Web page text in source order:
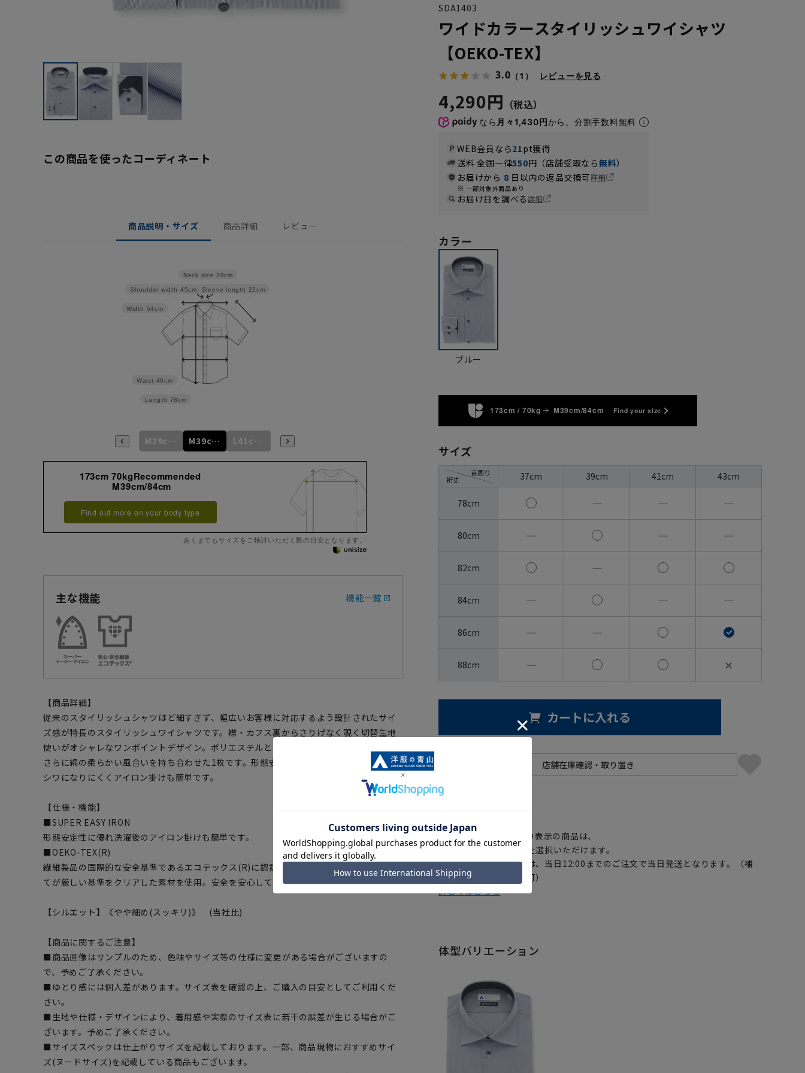
この商品を使ったコーディネート
商品説明・サイズ 商品詳細 レビュー
Sleeve length 22cm
Neck size 39cm
Length 78cm
Waist 49cm
Width 54cm
Shoulder width 45cm
S37cm/82cm M39cm/80cm M39cm/84cm L41cm/82cm
173cm 70kgRecommended
M39cm/84cm
Find out more on your body type
あくまでもサイズをご検討いただく際の目安となります。
主な機能 機能一覧
【商品詳細】
従来のスタイリッシュシャツほど細すぎず、幅広いお客様に対応するよう設計されたサイ
ズ感が特長のスタイリッシュワイシャツです。襟・カフス裏からさりげなく覗く切替生地
使いがオシャレなワンポイントデザイン。ポリエステルと綿の混紡素材は強度にも優れ、
さらに綿の柔らかい風合いを持ち合わせた1枚です。形態安定加工が施され家庭洗濯可能、
シワになりにくくアイロン掛けも簡単です。
【仕様・機能】
■SUPER EASY IRON
形態安定性に優れ洗濯後のアイロン掛けも簡単です。
■OEKO-TEX(R)
繊維製品の国際的な安全基準であるエコテックス(R)に認証された、生地から付属まですべ
てが厳しい基準をクリアした素材を使用。安全を安心して着用いただけます。
【シルエット】《やや細め(スッキリ)》 (当社比)
【商品に関するご注意】
■商品画像はサンプルのため、色味やサイズ等の仕様に変更がある場合がございますの
で、予めご了承ください。
■ゆとり感には個人差があります。サイズ表を確認の上、ご購入の目安としてご利用くだ
さい。
■生地や仕様・デザインにより、着用感や実際のサイズ表に若干の誤差が生じる場合がご
ざいます。予めご了承ください。
■サイズスペックは仕上がりサイズを記載しております。一部、商品現物におすすめサイ
ズ(ヌードサイズ)を記載している商品もございます。
SDA1403
ワイドカラースタイリッシュワイシャツ
【OEKO-TEX】
3.0 （1） レビューを見る
4,290円
なら 月々1,430円から。分割手数料無料
WEB会員なら21pt獲得
送料 全国一律550円（店舗受取なら無料）
お届けから 8 日以内の返品交換可詳細
一部対象外商品あり
お届け日を調べる詳細
カラー
ブルー
173cm / 70kg M39cm/84cm Find your size
サイズ
裄丈
首周り 37cm 39cm 41cm 43cm
78cm ― ― ―
80cm ― ― ―
82cm ―
84cm ― ― ―
86cm ― ―
88cm ― ✕
カートに入れる
【 アイコンについて】
の表示の商品は、
注文画面でお急ぎ発送を選択いただけます。
さらにメルマガ会員様は、当日12:00までのご注文で当日発送となります。（補
正商品の場合は対応不可）
詳しくはこちら
体型バリエーション